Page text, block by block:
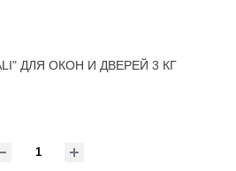
ДЛЯ ОКОН И ДВЕРЕЙ 3 КГ